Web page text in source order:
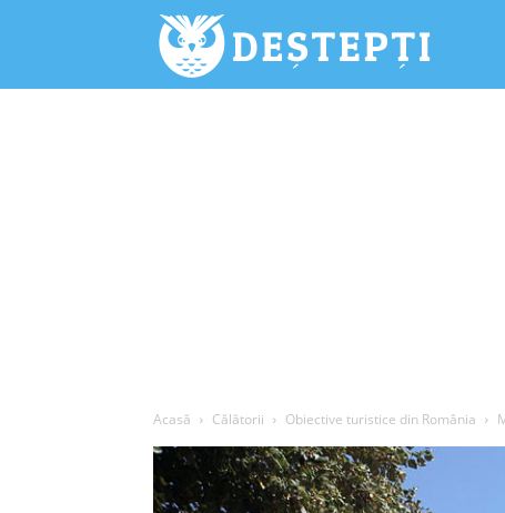
Deștepți.ro
Acasă Călătorii Obiective turistice din România